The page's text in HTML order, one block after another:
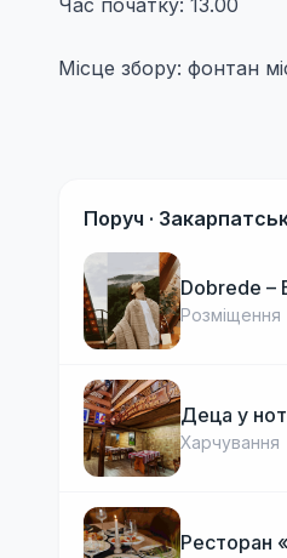
Час початку: 13.00
Місце збору: фонтан
Поруч ·
Dobrede –
Розміщення
Деца у
Харчування
Ресторан